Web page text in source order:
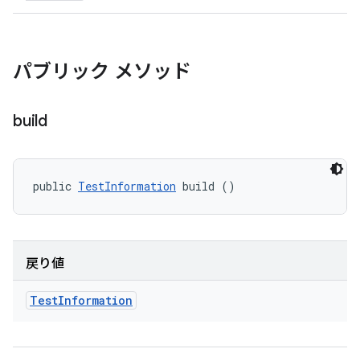
パブリック メソッド
build
public TestInformation build ()
戻り値
TestInformation